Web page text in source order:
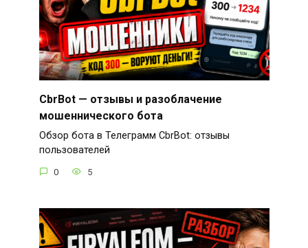
CbrBot — отзывы и разоблачение
мошеннического бота
Обзор бота в Телеграмм CbrBot: отзывы
пользователей
0 5